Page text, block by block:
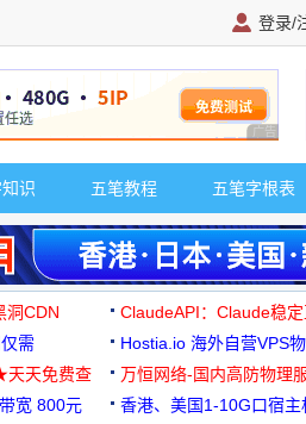
登录/
广告 商
识 五笔教程 五笔字根表
洞CDN ClaudeAPI：Claude稳
需
Hostia.io 海外自营VPS
天天免费查
万恒网络-国内高防物理
99元/月起
宽 800元 香港、美国1-10G口宿